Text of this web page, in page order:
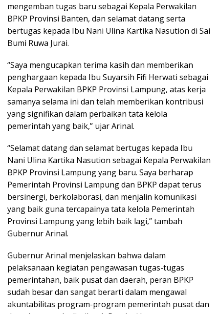
mengemban tugas baru sebagai Kepala Perwakilan
BPKP Provinsi Banten, dan selamat datang serta
bertugas kepada Ibu Nani Ulina Kartika Nasution di Sai
Bumi Ruwa Jurai.
“Saya mengucapkan terima kasih dan memberikan
penghargaan kepada Ibu Suyarsih Fifi Herwati sebagai
Kepala Perwakilan BPKP Provinsi Lampung, atas kerja
samanya selama ini dan telah memberikan kontribusi
yang signifikan dalam perbaikan tata kelola
pemerintah yang baik,” ujar Arinal.
“Selamat datang dan selamat bertugas kepada Ibu
Nani Ulina Kartika Nasution sebagai Kepala Perwakilan
BPKP Provinsi Lampung yang baru. Saya berharap
Pemerintah Provinsi Lampung dan BPKP dapat terus
bersinergi, berkolaborasi, dan menjalin komunikasi
yang baik guna tercapainya tata kelola Pemerintah
Provinsi Lampung yang lebih baik lagi,” tambah
Gubernur Arinal.
Gubernur Arinal menjelaskan bahwa dalam
pelaksanaan kegiatan pengawasan tugas-tugas
pemerintahan, baik pusat dan daerah, peran BPKP
sudah besar dan sangat berarti dalam mengawal
akuntabilitas program-program pemerintah pusat dan